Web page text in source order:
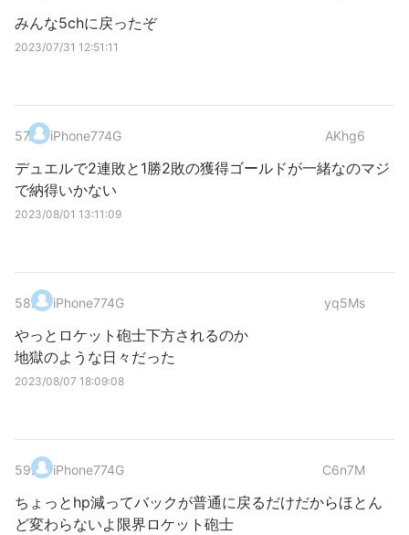
みんな5chに戻ったぞ
2023/07/31 12:51:11
57. iPhone774G AKhg6
デュエルで2連敗と1勝2敗の獲得ゴールドが一緒なのマジ
で納得いかない
2023/08/01 13:11:09
58. iPhone774G yq5Ms
やっとロケット砲士下方されるのか
地獄のような日々だった
2023/08/07 18:09:08
59. iPhone774G C6n7M
ちょっとhp減ってバックが普通に戻るだけだからほとん
ど変わらないよ限界ロケット砲士